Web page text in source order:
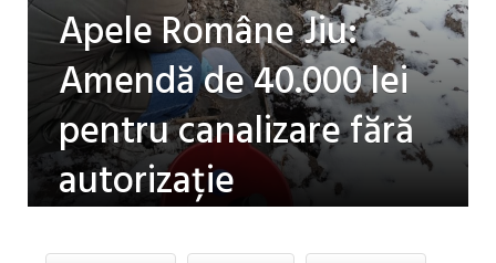
Apele Române Jiu:
Amendă de 40.000 lei
pentru canalizare fără
autorizație
COMMENTS